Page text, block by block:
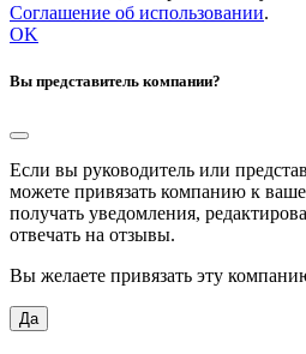
Соглашение об использовании.
OK
Вы представитель компании?
Если вы руководитель или
можете привязать компанию к
получать уведомления,
отвечать на отзывы.
Вы желаете привязать эту
Да